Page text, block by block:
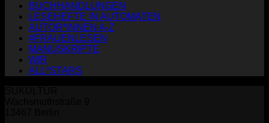
BUCHHANDLUNGEN
LESEHEFTE IN AUTOMATEN
AUTOR*INNEN A-Z
#FRAUENLESEN
MANUSKRIPTE
WIR
ALL*STARS